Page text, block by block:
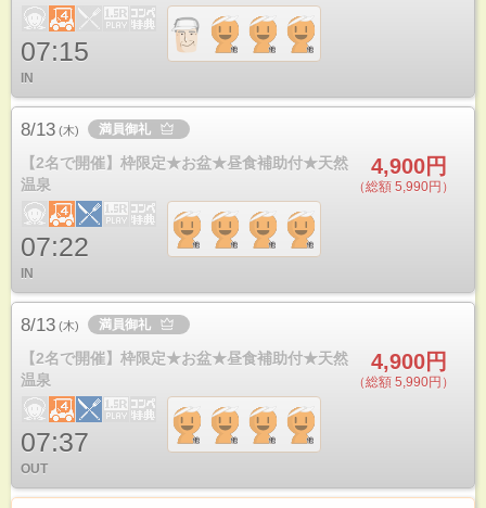
07:15
IN
8/13 (木) 満員御礼
【2名で開催】枠限定★お盆★昼食補助付★天然
温泉
4,900円
（総額 5,990円）
07:22
IN
8/13 (木) 満員御礼
【2名で開催】枠限定★お盆★昼食補助付★天然
温泉
4,900円
（総額 5,990円）
07:37
OUT